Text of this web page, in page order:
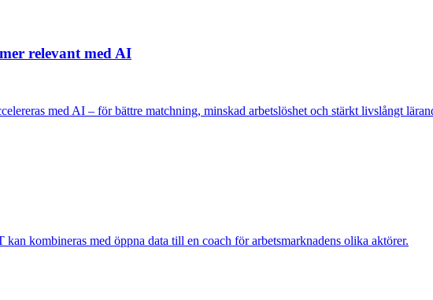
relevant med AI
med AI – för bättre matchning, minskad arbetslöshet och stärkt livslångt
kombineras med öppna data till en coach för arbetsmarknadens olika aktörer.